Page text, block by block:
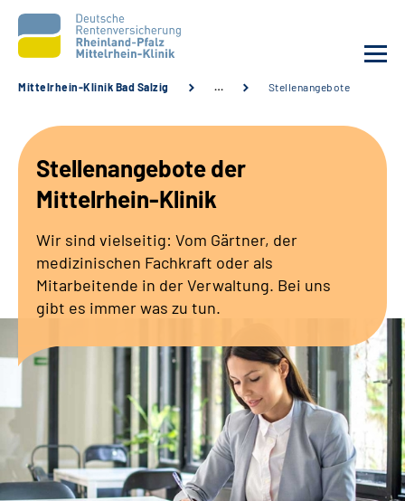
Unsere Angebote
Karriere
Zuweisende &
Leichte Sprache
Gebärdensprache
Mittelrhein-Klinik Bad Salzig … Stellenangebote
Stellenangebote der
Mittelrhein-Klinik
Wir sind vielseitig: Vom Gärtner, der
medizinischen Fachkraft oder als
Mitarbeitende in der Verwaltung. Bei uns
gibt es immer was zu tun.